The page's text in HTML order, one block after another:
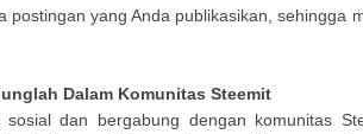
postingan yang Anda publikasikan, sehingga
Dalam Komunitas Steemit
dan bergabung dengan komunitas